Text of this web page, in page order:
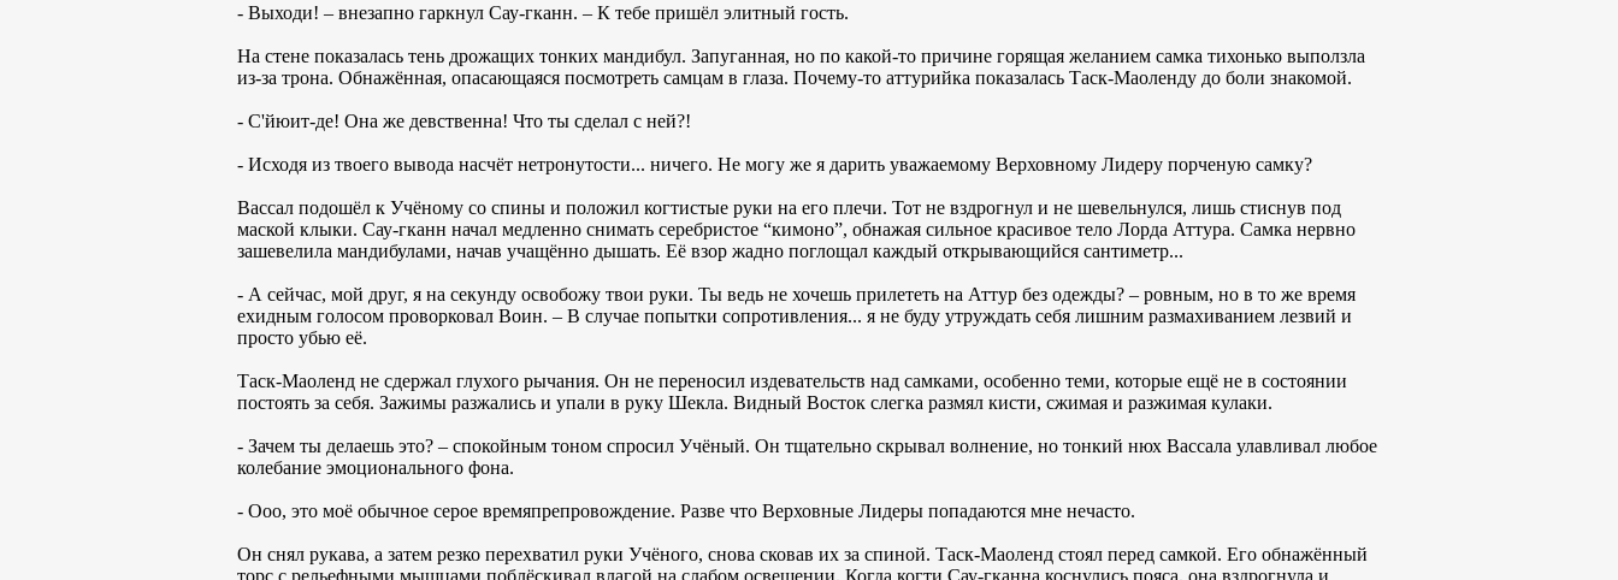
- Выходи! – внезапно гаркнул Сау-гканн. – К тебе пришёл элитный гость.
На стене показалась тень дрожащих тонких мандибул. Запуганная, но по какой-то причине горящая желанием самка тихонько выползла
из-за трона. Обнажённая, опасающаяся посмотреть самцам в глаза. Почему-то аттурийка показалась Таск-Маоленду до боли знакомой.
- С'йюит-де! Она же девственна! Что ты сделал с ней?!
- Исходя из твоего вывода насчёт нетронутости... ничего. Не могу же я дарить уважаемому Верховному Лидеру порченую самку?
Вассал подошёл к Учёному со спины и положил когтистые руки на его плечи. Тот не вздрогнул и не шевельнулся, лишь стиснув под
маской клыки. Сау-гканн начал медленно снимать серебристое “кимоно”, обнажая сильное красивое тело Лорда Аттура. Самка нервно
зашевелила мандибулами, начав учащённо дышать. Её взор жадно поглощал каждый открывающийся сантиметр...
- А сейчас, мой друг, я на секунду освобожу твои руки. Ты ведь не хочешь прилететь на Аттур без одежды? – ровным, но в то же время
ехидным голосом проворковал Воин. – В случае попытки сопротивления... я не буду утруждать себя лишним размахиванием лезвий и
просто убью её.
Таск-Маоленд не сдержал глухого рычания. Он не переносил издевательств над самками, особенно теми, которые ещё не в состоянии
постоять за себя. Зажимы разжались и упали в руку Шекла. Видный Восток слегка размял кисти, сжимая и разжимая кулаки.
- Зачем ты делаешь это? – спокойным тоном спросил Учёный. Он тщательно скрывал волнение, но тонкий нюх Вассала улавливал любое
колебание эмоционального фона.
- Ооо, это моё обычное серое времяпрепровождение. Разве что Верховные Лидеры попадаются мне нечасто.
Он снял рукава, а затем резко перехватил руки Учёного, снова сковав их за спиной. Таск-Маоленд стоял перед самкой. Его обнажённый
торс с рельефными мышцами поблёскивал влагой на слабом освещении. Когда когти Сау-гканна коснулись пояса, она вздрогнула и